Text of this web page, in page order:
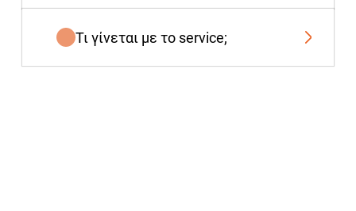
Τι γίνεται με το service;